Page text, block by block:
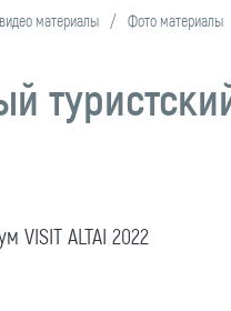
материалы Фото материалы
VISIT ALTAI 2022